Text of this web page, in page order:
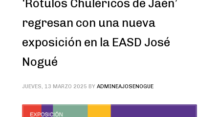
‘Rótulos Chuléricos de Jaén’
regresan con una nueva
exposición en la EASD José
Nogué
JUEVES, 13 MARZO 2025 BY ADMINEAJOSENOGUE